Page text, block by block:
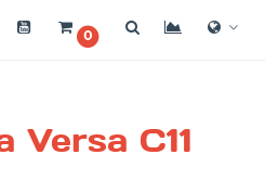
0
C11